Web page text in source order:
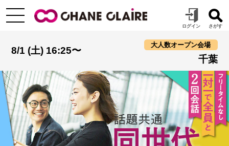
8/1 (土) 16:25〜
大人数オープン会場
千葉